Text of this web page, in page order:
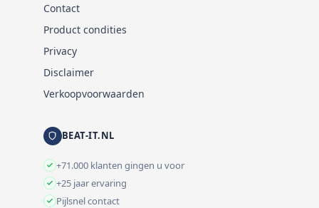
Contact
Product condities
Privacy
Disclaimer
Verkoopvoorwaarden
BEAT-IT.NL
+71.000 klanten gingen u voor
+25 jaar ervaring
Pijlsnel contact